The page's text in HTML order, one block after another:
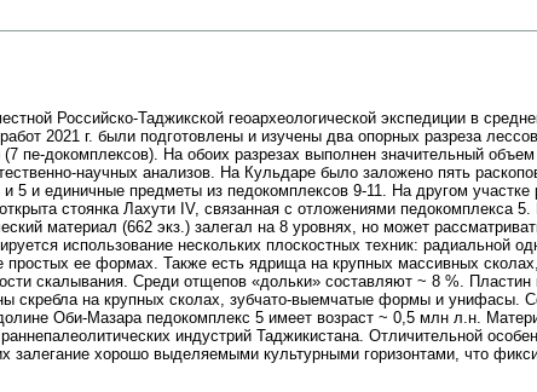
Российско-Таджикской геоархеологической экспедиции в
2021 г. были подготовлены и изучены два опорных разреза
пе-докомплексов). На обоих разрезах выполнен значительный объем
научных анализов. На Кульдаре было заложено пять
5 и единичные предметы из педокомплексов 9-11. На другом
стоянка Лахути IV, связанная с отложениями педокомплекса
материал (662 экз.) залегал на 8 уровнях, но может
использование нескольких плоскостных техник: радиальной
простых ее формах. Также есть ядрища на крупных массивных
скалывания. Среди отщепов «дольки» составляют ~ 8 %.
скребла на крупных сколах, зубчато-выемчатые формы и унифасы.
Оби-Мазара педокомплекс 5 имеет возраст ~ 0,5 млн л.н.
индустрий Таджикистана. Отличительной
залегание хорошо выделяемыми культурными горизонтами, что